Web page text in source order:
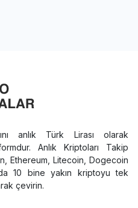
anlık Türk Lirası olarak
Anlık Kriptoları Takip
Ethereum, Litecoin, Dogecoin
10 bine yakın kriptoyu tek
çevirin.